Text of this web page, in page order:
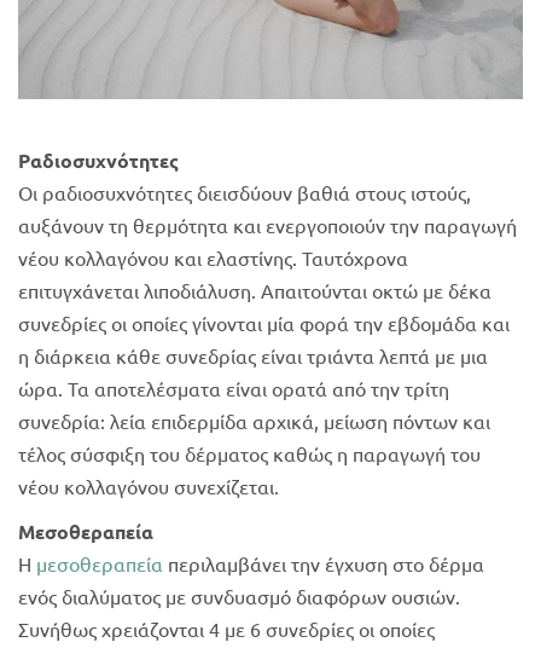
Ραδιοσυχνότητες
Οι ραδιοσυχνότητες διεισδύουν βαθιά στους ιστούς,
αυξάνουν τη θερμότητα και ενεργοποιούν την παραγωγή
νέου κολλαγόνου και ελαστίνης. Ταυτόχρονα
επιτυγχάνεται λιποδιάλυση. Απαιτούνται οκτώ με δέκα
συνεδρίες οι οποίες γίνονται μία φορά την εβδομάδα και
η διάρκεια κάθε συνεδρίας είναι τριάντα λεπτά με μια
ώρα. Τα αποτελέσματα είναι ορατά από την τρίτη
συνεδρία: λεία επιδερμίδα αρχικά, μείωση πόντων και
τέλος σύσφιξη του δέρματος καθώς η παραγωγή του
νέου κολλαγόνου συνεχίζεται.
Μεσοθεραπεία
Η μεσοθεραπεία περιλαμβάνει την έγχυση στο δέρμα
ενός διαλύματος με συνδυασμό διαφόρων ουσιών.
Συνήθως χρειάζονται 4 με 6 συνεδρίες οι οποίες